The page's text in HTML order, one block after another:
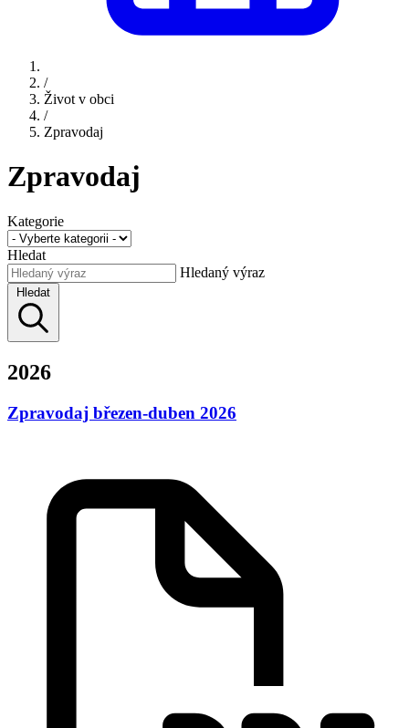
/
Život v obci
/
Zpravodaj
Zpravodaj
Kategorie
Hledat
Hledaný výraz
Hledat
2026
Zpravodaj březen-duben 2026